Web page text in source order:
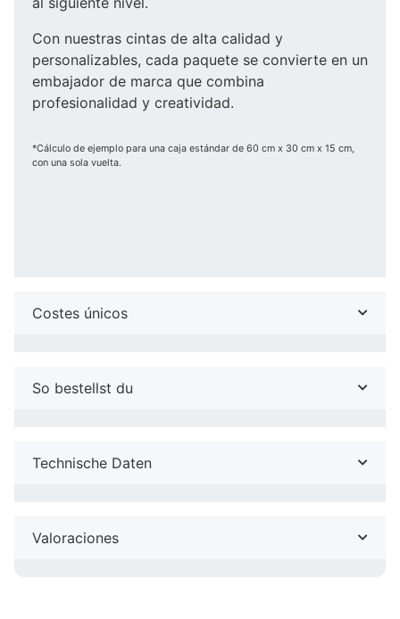
Con nuestras cintas de alta calidad y
personalizables, cada paquete se convierte en un
embajador de marca que combina
profesionalidad y creatividad.
*Cálculo de ejemplo para una caja estándar de 60 cm x 30 cm x 15 cm,
con una sola vuelta.
Costes únicos
So bestellst du
Technische Daten
Valoraciones